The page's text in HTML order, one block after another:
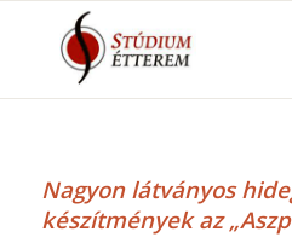
Nagyon látványos
készítmények az